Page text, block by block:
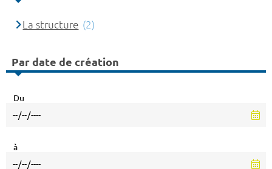
La structure (2)
Par date de création
Du
à